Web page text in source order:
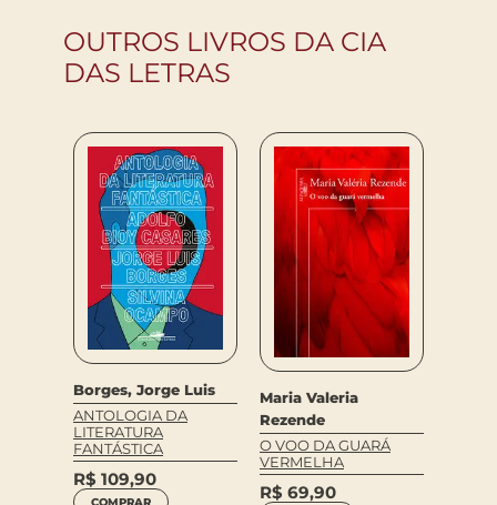
OUTROS LIVROS DA CIA
DAS LETRAS
Borges, Jorge Luis
ANTOLOGIA DA
LITERATURA
FANTÁSTICA
R$ 109,90
COMPRAR
Maria Valeria
Rezende
O VOO DA GUARÁ
VERMELHA
R$ 69,90